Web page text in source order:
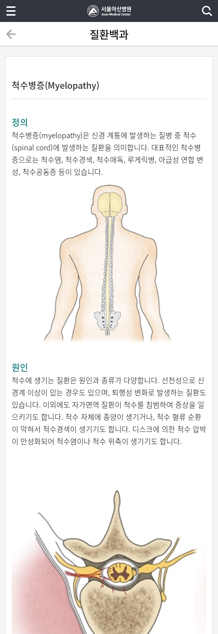
질환백과
척수병증(Myelopathy)
정의
척수병증(myelopathy)은 신경 계통에 발생하는 질병 중 척수
(spinal cord)에 발생하는 질환을 의미합니다. 대표적인 척수병
증으로는 척수염, 척수경색, 척수매독, 루게릭병, 아급성 연합 변
성, 척수공동증 등이 있습니다.
원인
척수에 생기는 질환은 원인과 종류가 다양합니다. 선천성으로 신
경계 이상이 있는 경우도 있으며, 퇴행성 변화로 발생하는 질환도
있습니다. 이외에도 자가면역 질환이 척수를 침범하여 증상을 일
으키기도 합니다. 척수 자체에 종양이 생기거나, 척수 혈류 순환
이 막혀서 척수경색이 생기기도 합니다. 디스크에 의한 척수 압박
이 만성화되어 척수염이나 척수 위축이 생기기도 합니다.